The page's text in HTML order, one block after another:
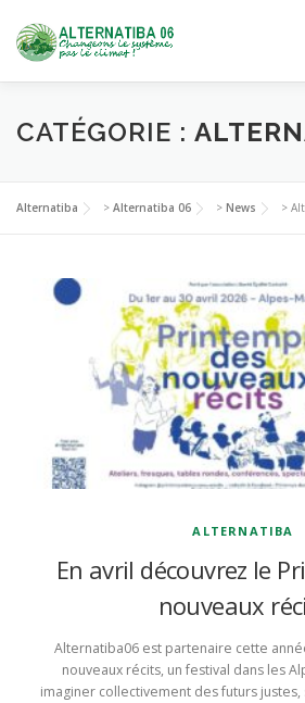
contenu
NOUS DÉCOUVRIR AGIR SE
NOUS REJOINDRE
CATÉGORIE :
Alternatiba > Alternatiba 06 > News >
ALTERNATIBA
En avril découvrez le
nouveaux
Alternatiba06 est partenaire cette
nouveaux récits, un festival dans les
imaginer collectivement des futurs